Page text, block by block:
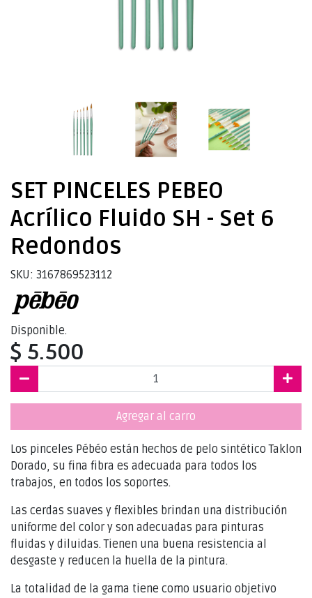
SET PINCELES PEBEO
Acrílico Fluido SH - Set 6
Redondos
SKU: 3167869523112
Disponible.
$ 5.500
Agregar al carro
Los pinceles Pébéo están hechos de pelo sintético Taklon
Dorado, su fina fibra es adecuada para todos los
trabajos, en todos los soportes.
Las cerdas suaves y flexibles brindan una distribución
uniforme del color y son adecuadas para pinturas
fluidas y diluidas. Tienen una buena resistencia al
desgaste y reducen la huella de la pintura.
La totalidad de la gama tiene como usuario objetivo